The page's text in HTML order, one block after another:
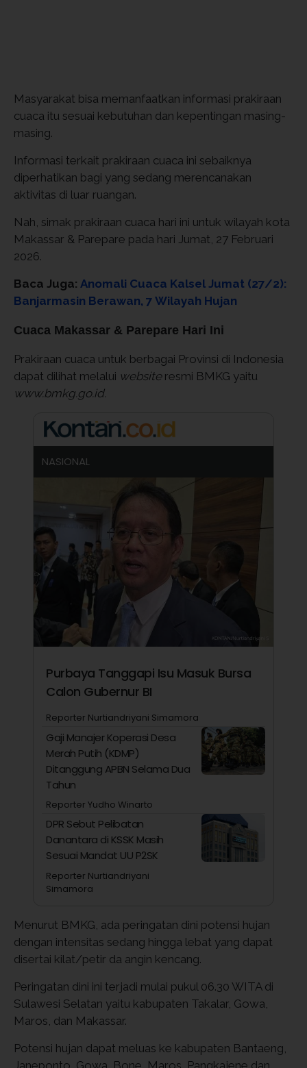
Masyarakat bisa memanfaatkan informasi prakiraan
cuaca itu sesuai kebutuhan dan kepentingan masing-
masing.
Informasi terkait prakiraan cuaca ini sebaiknya
diperhatikan bagi yang sedang merencanakan
aktivitas di luar ruangan.
Nah, simak prakiraan cuaca hari ini untuk wilayah kota
Makassar & Parepare pada hari Jumat, 27 Februari
2026.
Baca Juga: Anomali Cuaca Kalsel Jumat (27/2):
Banjarmasin Berawan, 7 Wilayah Hujan
Cuaca Makassar & Parepare Hari Ini
Prakiraan cuaca untuk berbagai Provinsi di Indonesia
dapat dilihat melalui website resmi BMKG yaitu
www.bmkg.go.id.
NASIONAL
Purbaya Tanggapi Isu Masuk Bursa
Calon Gubernur BI
Reporter Nurtiandriyani Simamora
Gaji Manajer Koperasi Desa
Merah Putih (KDMP)
Ditanggung APBN Selama Dua
Tahun
Reporter Yudho Winarto
DPR Sebut Pelibatan
Danantara di KSSK Masih
Sesuai Mandat UU P2SK
Reporter Nurtiandriyani
Simamora
Menurut BMKG, ada peringatan dini potensi hujan
dengan intensitas sedang hingga lebat yang dapat
disertai kilat/petir da angin kencang.
Peringatan dini ini terjadi mulai pukul 06.30 WITA di
Sulawesi Selatan yaitu kabupaten Takalar, Gowa,
Maros, dan Makassar.
Potensi hujan dapat meluas ke kabupaten Bantaeng,
Janeponto, Gowa, Bone, Maros, Pangkajene dan